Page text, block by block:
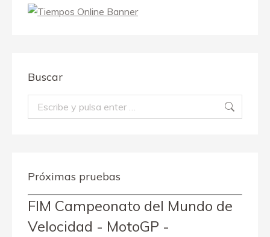
Buscar
Buscar:
Próximas pruebas
FIM Campeonato del Mundo de
Velocidad - MotoGP -